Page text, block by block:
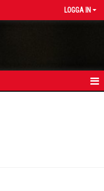
LOGGA IN